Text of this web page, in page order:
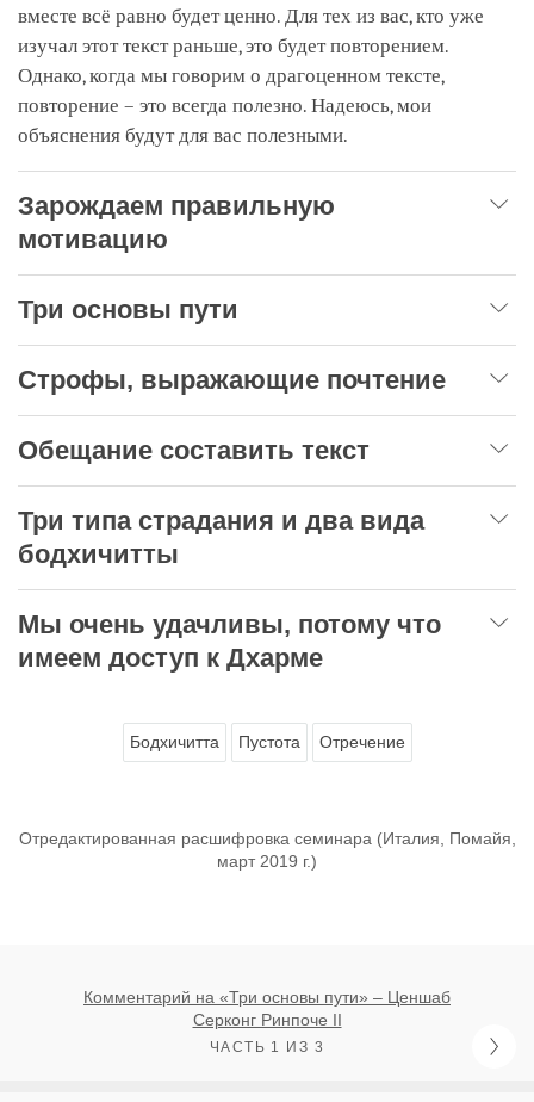
вместе всё равно будет ценно. Для тех из вас, кто уже
изучал этот текст раньше, это будет повторением.
Однако, когда мы говорим о драгоценном тексте,
повторение – это всегда полезно. Надеюсь, мои
объяснения будут для вас полезными.
Зарождаем правильную
мотивацию
Три основы пути
Строфы, выражающие почтение
Обещание составить текст
Три типа страдания и два вида
бодхичитты
Мы очень удачливы, потому что
имеем доступ к Дхарме
Бодхичитта Пустота Отречение
Отредактированная расшифровка семинара (Италия, Помайя,
март 2019 г.)
Комментарий на «Три основы пути» – Ценшаб
Серконг Ринпоче II
ЧАСТЬ 1 ИЗ 3